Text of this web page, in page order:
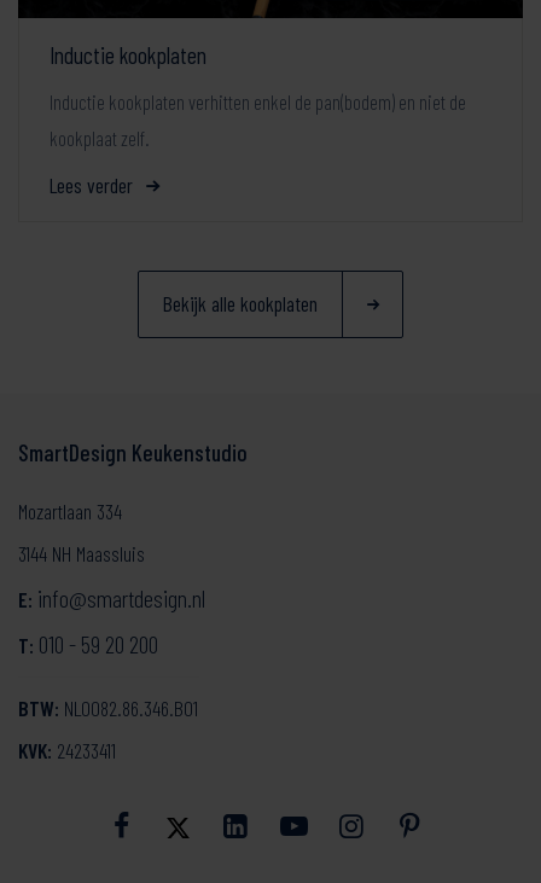
Inductie kookplaten
Inductie kookplaten verhitten enkel de pan(bodem) en niet de
kookplaat zelf.
Lees verder
Bekijk alle kookplaten
SmartDesign Keukenstudio
Mozartlaan 334
3144 NH Maassluis
E: info@smartdesign.nl
T: 010 - 59 20 200
BTW: NL0082.86.346.B01
KVK: 24233411